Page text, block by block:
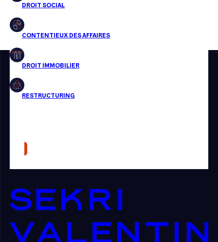
Droit immobilier
Restructuring
Presse
Aucun résultats pour cette recherche